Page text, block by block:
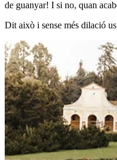
de guanyar! I si no, quan
Dit això i sense més dilació